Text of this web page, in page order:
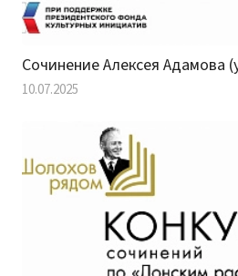
Сочинение Алексея Адамова
10.07.2025